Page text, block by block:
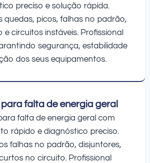
preciso e solução rápida.
quedas, picos, falhas no padrão,
e circuitos instáveis. Profissional
segurança, estabilidade
dos seus equipamentos.
falta de energia geral
falta de energia geral com
rápido e diagnóstico preciso.
falhas no padrão, disjuntores,
no circuito. Profissional